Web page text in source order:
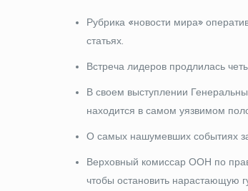
Рубрика «новости мира»
статьях.
Встреча лидеров продлилась
В своем выступлении
находится в самом уязвимом
О самых нашумевших событиях
Верховный комиссар ООН по
чтобы остановить нарастающую